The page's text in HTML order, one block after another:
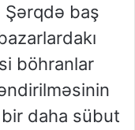
Şərqdə baş
böhranlar
daha sübut